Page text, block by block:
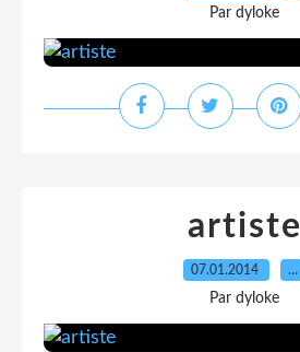
Par dyloke
artiste
07.01.2014 …
Par dyloke